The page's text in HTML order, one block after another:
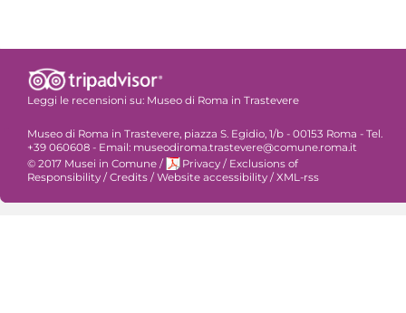
Leggi le recensioni su: Museo di Roma in Trastevere
Museo di Roma in Trastevere, piazza S. Egidio, 1/b - 00153 Roma - Tel.
+39 060608 - Email: museodiroma.trastevere@comune.roma.it
© 2017 Musei in Comune / Privacy / Exclusions of
Responsibility /Credits /Website accessibility /XML-rss